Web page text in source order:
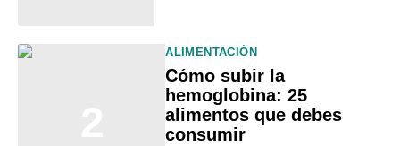
ALIMENTACIÓN
Cómo subir la
hemoglobina: 25
alimentos que debes
consumir